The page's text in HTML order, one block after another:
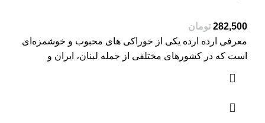
تومان
معرفی ارده ارده یکی از خوراکی های محبوب و خوشمزه‌ای
است که در کشورهای مختلفی از جمله لبنان، ایران و